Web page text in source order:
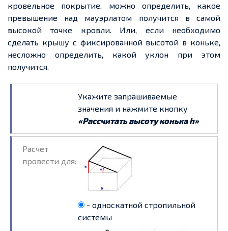
кровельное покрытие, можно определить, какое
превышение над мауэрлатом получится в самой
высокой точке кровли. Или, если необходимо
сделать крышу с фиксированной высотой в коньке,
несложно определить, какой уклон при этом
получится.
Укажите запрашиваемые
значения и нажмите кнопку
«Рассчитать высоту конька h»
Расчет
провести для:
- односкатной стропильной
системы